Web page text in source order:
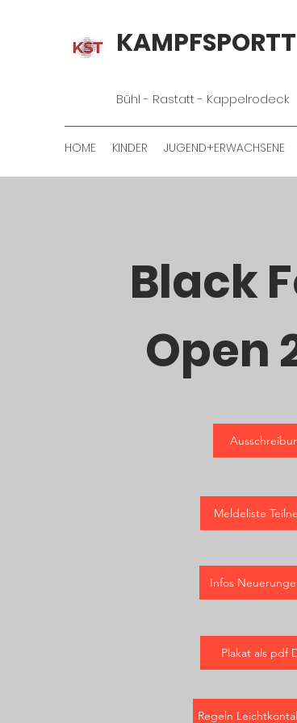
Bühl - Rastatt - Kappelrodeck
HOME KINDER JUGEND+ERWACHSENE
Black
Open
Meldeliste
Infos
Plakat als pdf
Regeln